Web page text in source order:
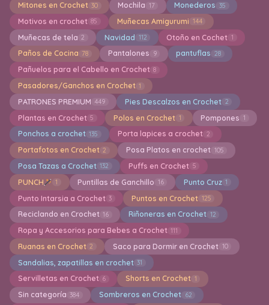
Mitones en Crochet 30 Mochila 17 Monederos 35
Motivos en crochet 85 Muñecas Amigurumi 144
Muñecas de tela 2 Navidad 112 Otoño en Cochet 1
Paños de Cocina 78 Pantalones 9 pantuflas 28
Pañuelos para el Cabello en Crochet 8
Pasadores/Ganchos en Crochet 1
PATRONES PREMIUM 449 Pies Descalzos en Crochet 2
Plantas en Crochet 5 Polos en Crochet 1 Pompones 1
Ponchos a crochet 135 Porta lapices a crochet 2
Portafotos en Crochet 2 Posa Platos en crochet 105
Posa Tazas a Crochet 132 Puffs en Crochet 5
PUNCH 1 Puntillas de Ganchillo 16 Punto Cruz 1
Punto Intarsia a Crochet 3 Puntos en Crochet 125
Reciclando en Crochet 16 Riñoneras en Crochet 12
Ropa y Accesorios para Bebes a Crochet 111
Ruanas en Crochet 2 Saco para Dormir en Crochet 10
Sandalias, zapatillas en crochet 31
Servilletas en Crochet 6 Shorts en Crochet 1
Sin categoría 384 Sombreros en Crochet 62